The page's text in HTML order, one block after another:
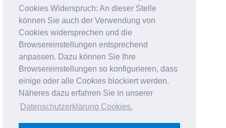
Cookies Widerspruch: An dieser Stelle
können Sie auch der Verwendung von
Cookies widersprechen und die
Browsereinstellungen entsprechend
anpassen. Dazu können Sie Ihre
Browsereinstellungen so konfigurieren, dass
einige oder alle Cookies blockiert werden.
Näheres dazu erfahren Sie in unserer
Datenschutzerklärung Cookies.